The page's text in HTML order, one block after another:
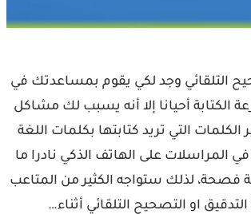
التلقائي وجد لكي يقوم بمساعدتك في
الكتابة أحيانا إلا أنه يسبب لك مشاكل
التي تريد كتابتها بكلمات اللغة
المراسلات على الهاتف الذكي نادرا ما
فصحة، لذلك ستواجه الكثير من المتاعب
او التصحيح التلقائي أثناء…